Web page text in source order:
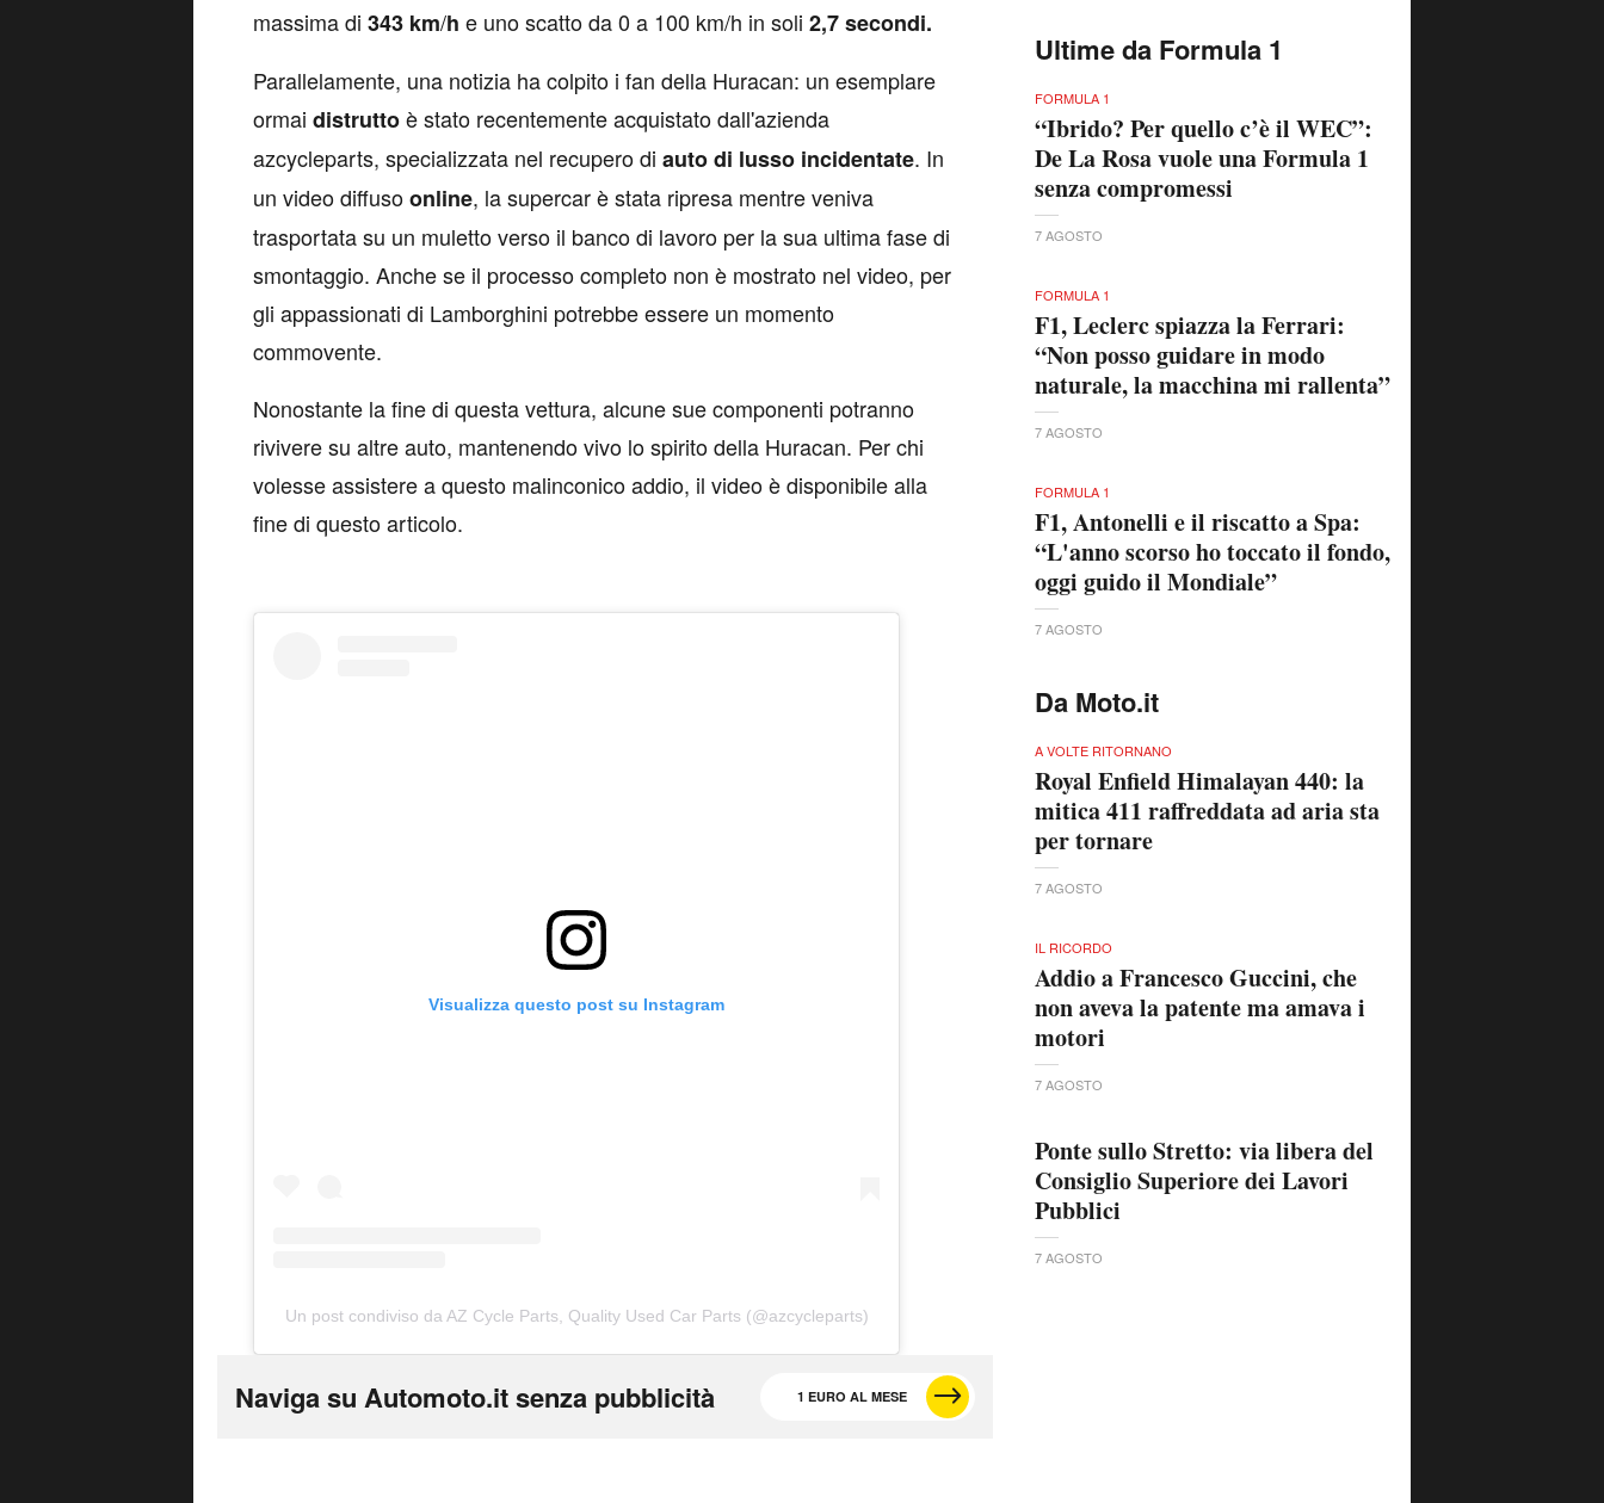
massima di 343 km/h e uno scatto da 0 a 100 km/h in soli 2,7 secondi.
Parallelamente, una notizia ha colpito i fan della Huracan: un esemplare
ormai distruttoè stato recentemente acquistato dall'azienda
azcycleparts, specializzata nel recupero di auto di lusso incidentate. In
un video diffusoonline, la supercar è stata ripresa mentre veniva
trasportata su un muletto verso il banco di lavoro per la sua ultima fase di
smontaggio. Anche se il processo completo non è mostrato nel video, per
gli appassionati di Lamborghini potrebbe essere un momento
commovente.
Nonostante la fine di questa vettura, alcune sue componenti potranno
rivivere su altre auto, mantenendo vivo lo spirito della Huracan. Per chi
volesse assistere a questo malinconico addio, il video è disponibile alla
fine di questo articolo.
Visualizza questo post su Instagram
Un post condiviso da AZ Cycle Parts, Quality Used Car Parts (@azcycleparts)
Naviga su Automoto.it senza pubblicità 1 EURO AL MESE
Ultime da Formula 1
FORMULA 1
“Ibrido? Per quello c’è il WEC”:
De La Rosa vuole una Formula 1
senza compromessi
7 AGOSTO
FORMULA 1
F1, Leclerc spiazza la Ferrari:
“Non posso guidare in modo
naturale, la macchina mi rallenta”
7 AGOSTO
FORMULA 1
F1, Antonelli e il riscatto a Spa:
“L'anno scorso ho toccato il fondo,
oggi guido il Mondiale”
7 AGOSTO
Da Moto.it
A VOLTE RITORNANO
Royal Enfield Himalayan 440: la
mitica 411 raffreddata ad aria sta
per tornare
7 AGOSTO
IL RICORDO
Addio a Francesco Guccini, che
non aveva la patente ma amava i
motori
7 AGOSTO
Ponte sullo Stretto: via libera del
Consiglio Superiore dei Lavori
Pubblici
7 AGOSTO